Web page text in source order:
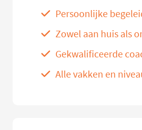
Persoonlijke
Zowel aan huis als
Gekwalificeerde
Alle vakken en